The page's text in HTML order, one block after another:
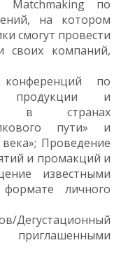
Matchmaking по
на котором
смогут провести
своих компаний,
по
продукции и
в странах
пути» и
Проведение
и промакций и
известными
личного
Дегустационный